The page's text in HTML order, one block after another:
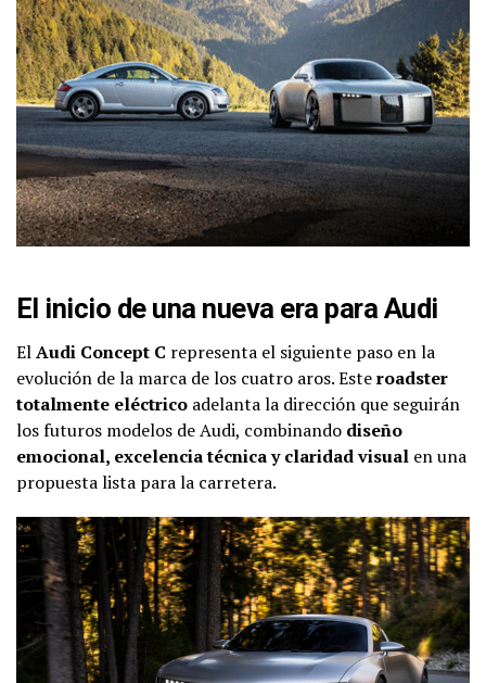
El inicio de una nueva era para Audi
ElAudi Concept C representa el siguiente paso en la
evolución de la marca de los cuatro aros. Esteroadster
totalmente eléctrico adelanta la dirección que seguirán
los futuros modelos de Audi, combinando diseño
emocional, excelencia técnica y claridad visual en una
propuesta lista para la carretera.